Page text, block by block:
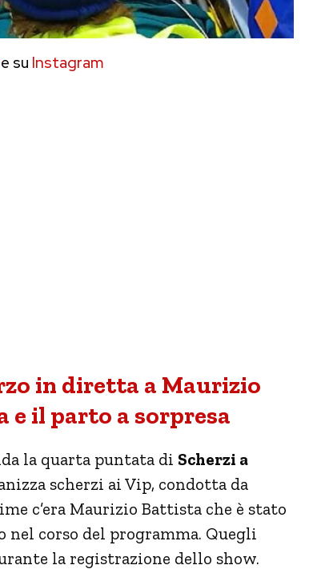
e su Instagram
in diretta a Maurizio
il parto a sorpresa
la quarta puntata di Scherzi a
scherzi ai Vip, condotta da
c’era Maurizio Battista che è stato
nel corso del programma. Quegli
la registrazione dello show.